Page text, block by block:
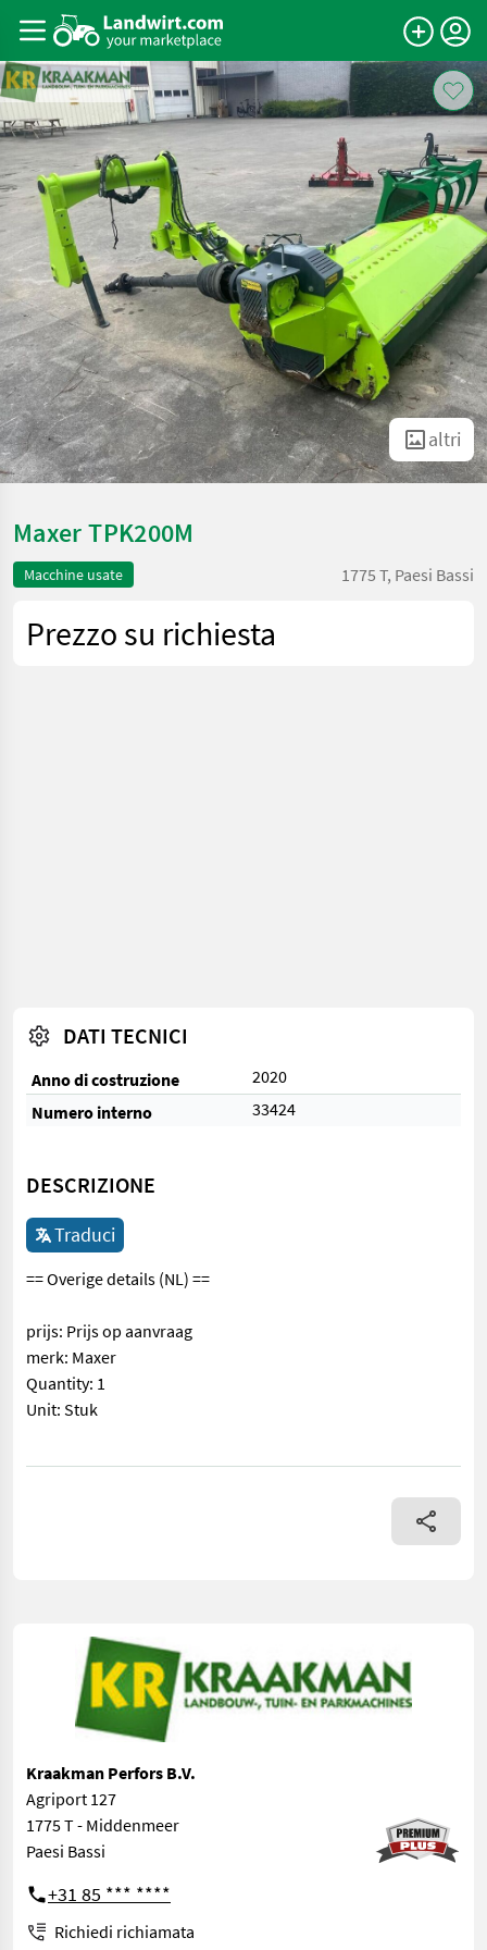
altri
Maxer TPK200M
Macchine usate 1775 T, Paesi Bassi
Prezzo su richiesta
DATI TECNICI
Anno di costruzione
2020
Numero interno
33424
DESCRIZIONE
Traduci
== Overige details (NL) ==
prijs: Prijs op aanvraag
merk: Maxer
Quantity: 1
Unit: Stuk
== Overige details (NL) == prijs: Prijs op aanvraag merk: Maxer
Kraakman Perfors B.V.
Agriport 127
1775 T - Middenmeer
Paesi Bassi
+31 85 *** ****
Richiedi richiamata